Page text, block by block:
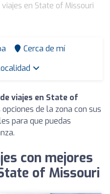
en State of Missouri
Cerca de mí
viajes en State of
de la zona con sus
para que puedas
con mejores
of Missouri